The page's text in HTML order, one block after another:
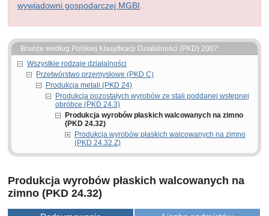
wywiadowni gospodarczej MGBI
Branże według Polskiej Klasyfikacji Działalności (PKD) 2007:
Wszystkie rodzaje działalności
Przetwórstwo przemysłowe (PKD C)
Produkcja metali (PKD 24)
Produkcja pozostałych wyrobów ze stali poddanej wstępnej
obróbce (PKD 24.3)
Produkcja wyrobów płaskich walcowanych na zimno
(PKD 24.32)
Produkcja wyrobów płaskich walcowanych na zimno
(PKD 24.32.Z)
Produkcja wyrobów płaskich walcowanych na
zimno (PKD 24.32)